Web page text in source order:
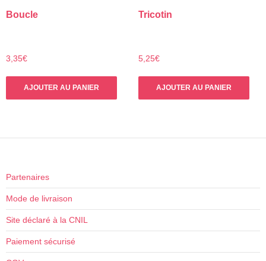
Boucle
3,35€
AJOUTER AU PANIER
Tricotin
5,25€
AJOUTER AU PANIER
Partenaires
Mode de livraison
Site déclaré à la CNIL
Paiement sécurisé